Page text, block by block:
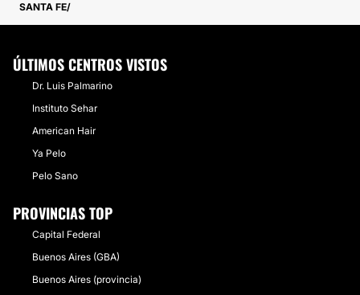
SANTA FE
ÚLTIMOS CENTROS VISTOS
Dr. Luis Palmarino
Instituto Sehar
American Hair
Ya Pelo
Pelo Sano
PROVINCIAS TOP
Capital Federal
Buenos Aires (GBA)
Buenos Aires (provincia)